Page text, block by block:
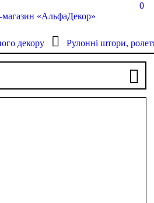
0
декору Рулонні штори,